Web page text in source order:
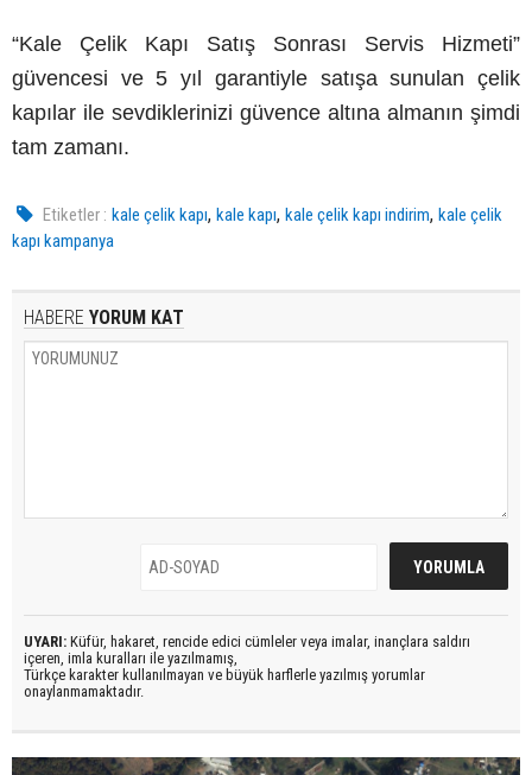
“Kale Çelik Kapı Satış Sonrası Servis Hizmeti”
güvencesi ve 5 yıl garantiyle satışa sunulan çelik
kapılar ile sevdiklerinizi güvence altına almanın şimdi
tam zamanı.
Etiketler : kale çelik kapı,kale kapı,kale çelik kapı indirim,kale çelik
kapı kampanya
HABERE YORUM KAT
UYARI: Küfür, hakaret, rencide edici cümleler veya imalar, inançlara saldırı
içeren, imla kuralları ile yazılmamış,
Türkçe karakter kullanılmayan ve büyük harflerle yazılmış yorumlar
onaylanmamaktadır.